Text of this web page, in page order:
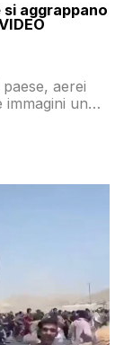
aggrappano
aerei
immagini un